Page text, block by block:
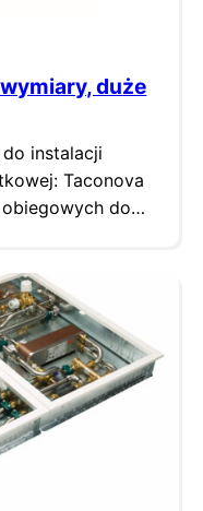
duże
instalacji
Taconova
do
stosują
urządzeniach.
tego typu
nadaje się do